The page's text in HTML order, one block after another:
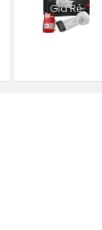
Giá Rẻ